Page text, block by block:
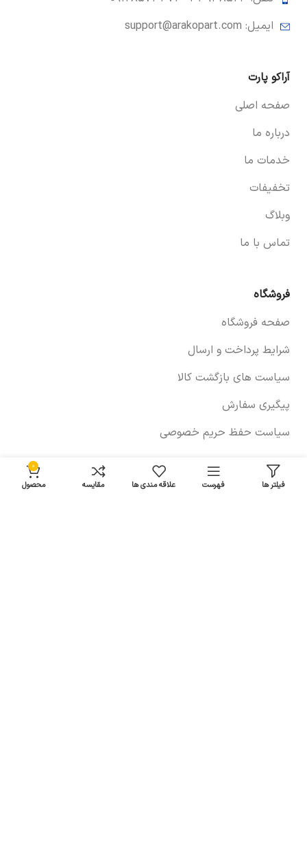
ایمیل: support@arakopart.com
آراکو پارت
صفحه اصلی
درباره ما
خدمات ما
تخفیفات
وبلاگ
تماس با ما
فروشگاه
صفحه فروشگاه
شرایط پرداخت و ارسال
سیاست های بازگشت کالا
پیگیری سفارش
سیاست حفظ حریم خصوصی
خودروها
فیلتر ها فهرست علاقه مندی ها مقایسه
0
محصول